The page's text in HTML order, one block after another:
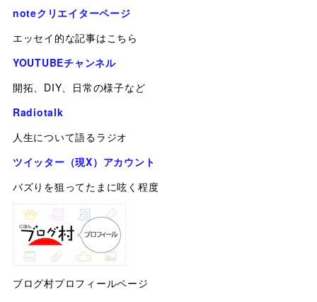
noteクリエイターページ
エッセイ的な記事はこちら
YOUTUBEチャンネル
開拓、DIY、日常の様子など
Radiotalk
人生について語るラジオ
ツイッター（現X）アカウント
バズりを狙ってたまに呟く程度
ブログ村プロフィールページ